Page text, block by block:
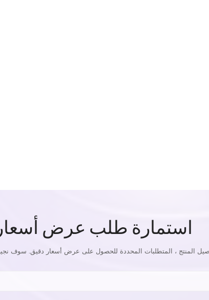
استمارة طلب عرض أسعار